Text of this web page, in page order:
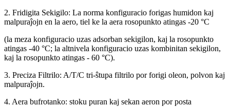
2. Fridigita Sekigilo: La norma konfiguracio forigas humidon kaj
malpuraĵojn en la aero, tiel ke la aera rosopunkto atingas -20 °C
(la meza konfiguracio uzas adsorban sekigilon, kaj la rosopunkto
atingas -40 °C; la altnivela konfiguracio uzas kombinitan sekigilon,
kaj la rosopunkto atingas - 60 °C).
3. Preciza Filtrilo: A/T/C tri-ŝtupa filtrilo por forigi oleon, polvon kaj
malpuraĵojn.
4. Aera bufrotanko: stoku puran kaj sekan aeron por posta